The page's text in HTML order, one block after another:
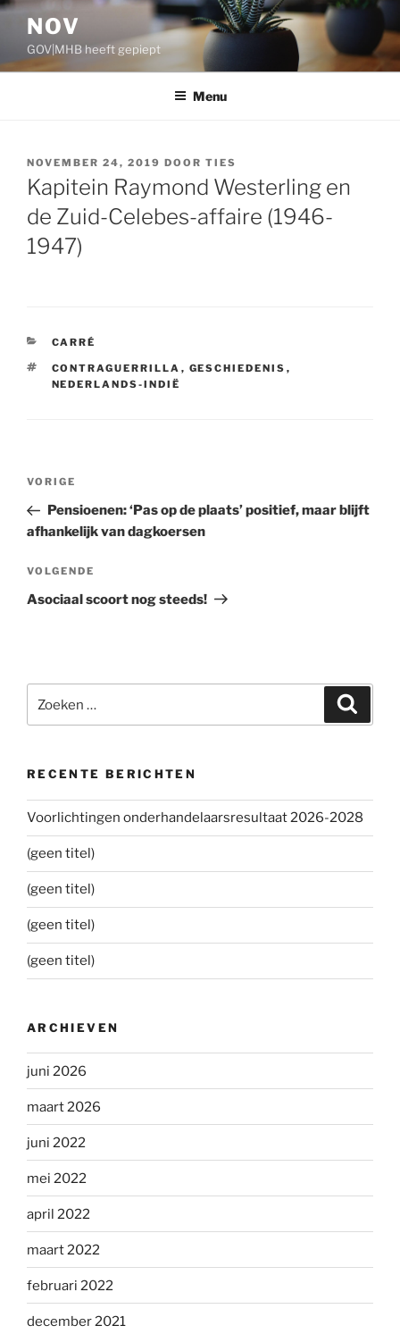
Ga
inhoud
NOV
GOV|MHB heeft gepiept
Menu
GEPLAATST
OP
NOVEMBER 24, 2019 DOOR TIES
Kapitein Raymond Westerling en
de Zuid-Celebes-affaire (1946-
1947)
CATEGORIEËN
CARRÉ
TAGS
CONTRAGUERRILLA , GESCHIEDENIS ,
NEDERLANDS-INDIË
Bericht
Vorig
bericht
VORIGE
Pensioenen: ‘Pas op de plaats’ positief, maar blijft
afhankelijk van dagkoersen
Volgend
bericht
VOLGENDE
Asociaal scoort nog steeds!
naar:
RECENTE BERICHTEN
Voorlichtingen onderhandelaarsresultaat 2026-2028
(geen titel)
(geen titel)
(geen titel)
(geen titel)
ARCHIEVEN
juni 2026
maart 2026
juni 2022
mei 2022
april 2022
maart 2022
februari 2022
december 2021